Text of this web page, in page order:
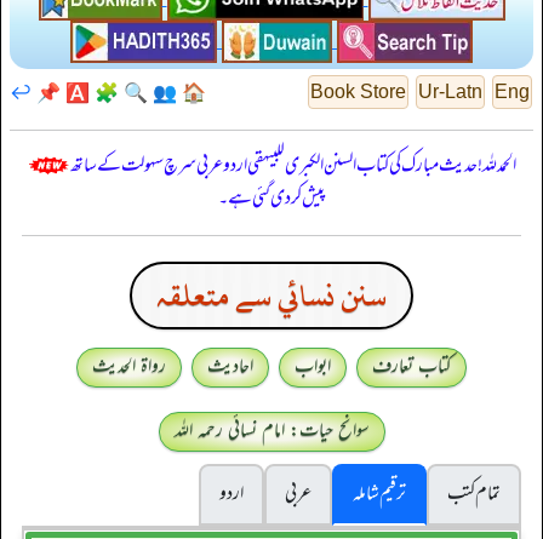
Eng
Ur-Latn
Book Store
🏠
👥
🔍
🧩
🅰️
📌
↩️
الحمدللہ! حدیث مبارک کی کتاب السنن الكبرى للبيهقي اردو عربی سرچ سہولت کے ساتھ
پیش کر دی گئی ہے۔
سنن نسائي سے متعلقہ
کتاب تعارف ابواب احادیث
رواۃ الحدیث
سوانح حیات: امام نسائی رحمہ اللہ
تمام کتب
ترقیم شاملہ عربی
اردو